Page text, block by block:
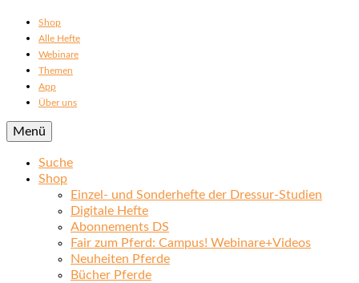
Shop
Alle Hefte
Webinare
Themen
App
Über uns
Menü
Suche
Shop
Einzel- und Sonderhefte der Dressur-Studien
Digitale Hefte
Abonnements DS
Fair zum Pferd: Campus! Webinare+Videos
Neuheiten Pferde
Bücher Pferde